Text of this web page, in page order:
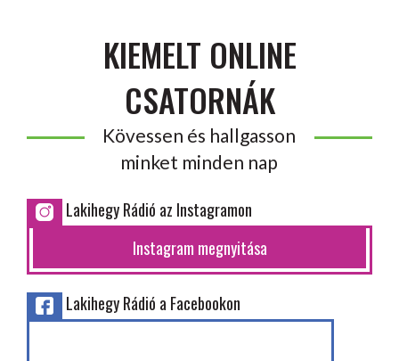
KIEMELT ONLINE
CSATORNÁK
Kövessen és hallgasson
minket minden nap
Lakihegy Rádió az Instagramon
Instagram megnyitása
Lakihegy Rádió a Facebookon